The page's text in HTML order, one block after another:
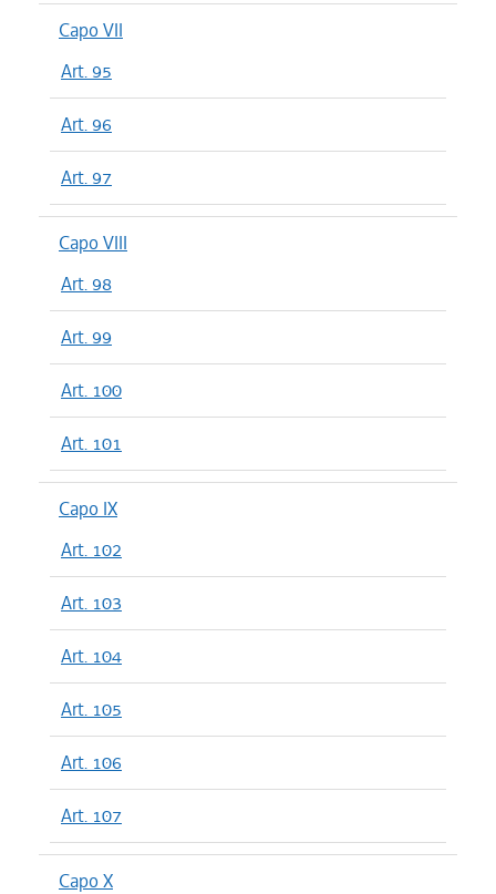
Capo VII
Art. 95
Art. 96
Art. 97
Capo VIII
Art. 98
Art. 99
Art. 100
Art. 101
Capo IX
Art. 102
Art. 103
Art. 104
Art. 105
Art. 106
Art. 107
Capo X